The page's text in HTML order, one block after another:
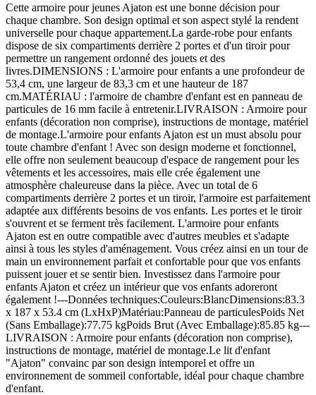
Cette armoire pour jeunes Ajaton est une bonne décision pour
chaque chambre. Son design optimal et son aspect stylé la rendent
universelle pour chaque appartement.La garde-robe pour enfants
dispose de six compartiments derrière 2 portes et d'un tiroir pour
permettre un rangement ordonné des jouets et des
livres.DIMENSIONS : L'armoire pour enfants a une profondeur de
53,4 cm, une largeur de 83,3 cm et une hauteur de 187
cm.MATÉRIAU : l'armoire de chambre d'enfant est en panneau de
particules de 16 mm facile à entretenir.LIVRAISON : Armoire pour
enfants (décoration non comprise), instructions de montage, matériel
de montage.L'armoire pour enfants Ajaton est un must absolu pour
toute chambre d'enfant ! Avec son design moderne et fonctionnel,
elle offre non seulement beaucoup d'espace de rangement pour les
vêtements et les accessoires, mais elle crée également une
atmosphère chaleureuse dans la pièce. Avec un total de 6
compartiments derrière 2 portes et un tiroir, l'armoire est parfaitement
adaptée aux différents besoins de vos enfants. Les portes et le tiroir
s'ouvrent et se ferment très facilement. L'armoire pour enfants
Ajaton est en outre compatible avec d'autres meubles et s'adapte
ainsi à tous les styles d'aménagement. Vous créez ainsi en un tour de
main un environnement parfait et confortable pour que vos enfants
puissent jouer et se sentir bien. Investissez dans l'armoire pour
enfants Ajaton et créez un intérieur que vos enfants adoreront
également !---Données techniques:Couleurs:BlancDimensions:83.3
x 187 x 53.4 cm (LxHxP)Matériau:Panneau de particulesPoids Net
(Sans Emballage):77.75 kgPoids Brut (Avec Emballage):85.85 kg---
LIVRAISON : Armoire pour enfants (décoration non comprise),
instructions de montage, matériel de montage.Le lit d'enfant
"Ajaton" convainc par son design intemporel et offre un
environnement de sommeil confortable, idéal pour chaque chambre
d'enfant.